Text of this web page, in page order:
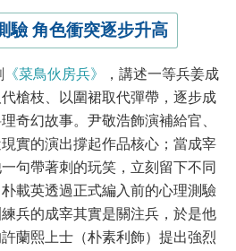
驗 角色衝突逐步升高
《菜鳥伙房兵》
，講述一等兵姜成
槍枝、以圍裙取代彈帶，逐步成
奇幻故事。尹敬浩飾演補給官、
實的演出撐起作品核心；當成宰
句帶著刺的玩笑，立刻留下不同
載英透過正式編入前的心理測驗
兵的成宰其實是關注兵，於是他
蘭熙上士（朴素利飾）提出強烈